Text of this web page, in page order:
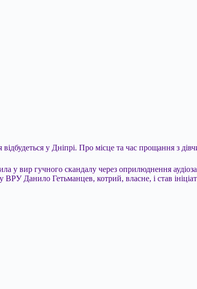
у Дніпрі. Про місце та час прощання з
у вир гучного скандалу через оприлюднення
Данило Гетьманцев, котрий, власне, і став